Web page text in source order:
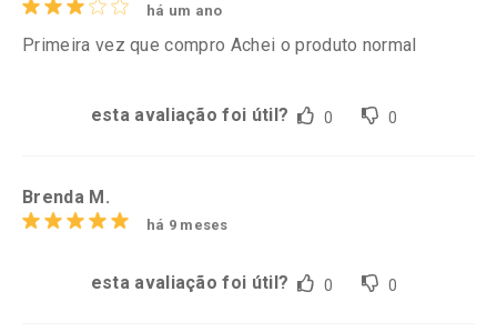
há um ano
Primeira vez que compro Achei o produto normal
esta avaliação foi útil? 0 0
Brenda M.
há 9 meses
esta avaliação foi útil? 0 0